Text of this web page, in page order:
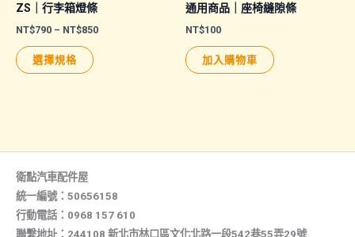
ZS｜行李箱燈條
NT$790 – NT$850價
選擇規格
種
式。
可
通用商品｜座椅縫隙條
NT$100
加入購物車
衛點汽車配件屋
統一編號：50656158
行動電話：0968 157 610
聯繫地址：244108 新北市林口區文化北路一段542巷55弄29號